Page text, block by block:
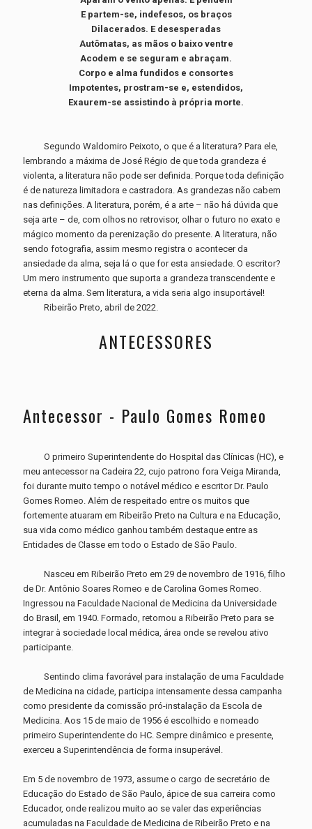
E partem-se, indefesos, os braços
Dilacerados. E desesperadas
Autômatas, as mãos o baixo ventre
Acodem e se seguram e abraçam.
Corpo e alma fundidos e consortes
Impotentes, prostram-se e, estendidos,
Exaurem-se assistindo à própria morte.
Segundo Waldomiro Peixoto, o que é a literatura? Para ele,
lembrando a máxima de José Régio de que toda grandeza é
violenta, a literatura não pode ser definida. Porque toda definição
é de natureza limitadora e castradora. As grandezas não cabem
nas definições. A literatura, porém, é a arte – não há dúvida que
seja arte – de, com olhos no retrovisor, olhar o futuro no exato e
mágico momento da perenização do presente. A literatura, não
sendo fotografia, assim mesmo registra o acontecer da
ansiedade da alma, seja lá o que for esta ansiedade. O escritor?
Um mero instrumento que suporta a grandeza transcendente e
eterna da alma. Sem literatura, a vida seria algo insuportável!
Ribeirão Preto, abril de 2022.
ANTECESSORES
Antecessor - Paulo Gomes Romeo
O primeiro Superintendente do Hospital das Clínicas (HC), e
meu antecessor na Cadeira 22, cujo patrono fora Veiga Miranda,
foi durante muito tempo o notável médico e escritor Dr. Paulo
Gomes Romeo. Além de respeitado entre os muitos que
fortemente atuaram em Ribeirão Preto na Cultura e na Educação,
sua vida como médico ganhou também destaque entre as
Entidades de Classe em todo o Estado de São Paulo.
Nasceu em Ribeirão Preto em 29 de novembro de 1916, filho
de Dr. Antônio Soares Romeo e de Carolina Gomes Romeo.
Ingressou na Faculdade Nacional de Medicina da Universidade
do Brasil, em 1940. Formado, retornou a Ribeirão Preto para se
integrar à sociedade local médica, área onde se revelou ativo
participante.
Sentindo clima favorável para instalação de uma Faculdade
de Medicina na cidade, participa intensamente dessa campanha
como presidente da comissão pró-instalação da Escola de
Medicina. Aos 15 de maio de 1956 é escolhido e nomeado
primeiro Superintendente do HC. Sempre dinâmico e presente,
exerceu a Superintendência de forma insuperável.
Em 5 de novembro de 1973, assume o cargo de secretário de
Educação do Estado de São Paulo, ápice de sua carreira como
Educador, onde realizou muito ao se valer das experiências
acumuladas na Faculdade de Medicina de Ribeirão Preto e na